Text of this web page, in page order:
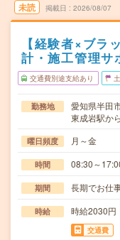
未読 掲載日 2026/08/07
【経験者×ブラ
計・施工管理サ
交通費別途支給あり
勤務地
愛知県半田
東成岩駅か
曜日頻度 月～金
時間 08:30～
期間 長期でお仕
時給 時給2030円
交通費